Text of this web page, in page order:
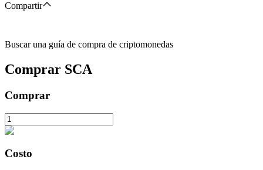
Compartir
Buscar una guía de compra de criptomonedas
Comprar SCA
Comprar
Costo